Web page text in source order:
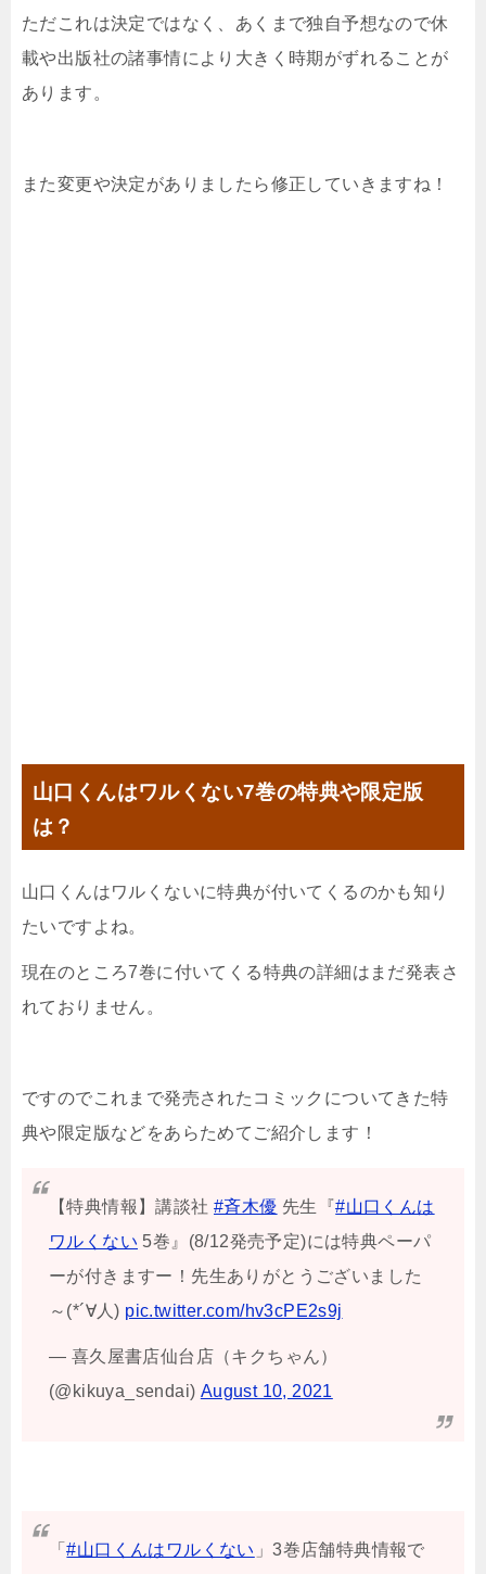
ただこれは決定ではなく、あくまで独自予想なので休
載や出版社の諸事情により大きく時期がずれることが
あります。
また変更や決定がありましたら修正していきますね！
山口くんはワルくない7巻の特典や限定版
は？
山口くんはワルくないに特典が付いてくるのかも知り
たいですよね。
現在のところ7巻に付いてくる特典の詳細はまだ発表さ
れておりません。
ですのでこれまで発売されたコミックについてきた特
典や限定版などをあらためてご紹介します！
【特典情報】講談社 #斉木優 先生『#山口くんは
ワルくない 5巻』(8/12発売予定)には特典ペーパ
ーが付きますー！先生ありがとうございました
～(*´∀人) pic.twitter.com/hv3cPE2s9j
— 喜久屋書店仙台店（キクちゃん）
(@kikuya_sendai) August 10, 2021
「#山口くんはワルくない 」3巻店舗特典情報で